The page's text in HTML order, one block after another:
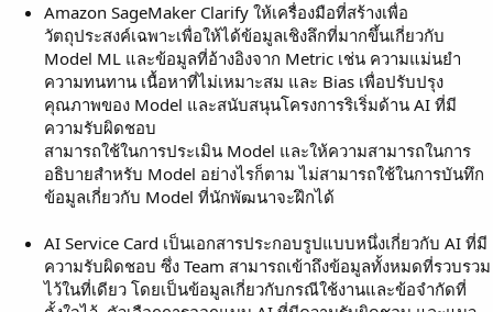
Amazon SageMaker Clarify ให้เครื่องมือที่สร้างเพื่อ
วัตถุประสงค์เฉพาะเพื่อให้ได้ข้อมูลเชิงลึกที่มากขึ้นเกี่ยวกับ
Model ML และข้อมูลที่อ้างอิงจาก Metric เช่น ความแม่นยำ
ความทนทาน เนื้อหาที่ไม่เหมาะสม และ Bias เพื่อปรับปรุง
คุณภาพของ Model และสนับสนุนโครงการริเริ่มด้าน AI ที่มี
ความรับผิดชอบ
สามารถใช้ในการประเมิน Model และให้ความสามารถในการ
อธิบายสำหรับ Model อย่างไรก็ตาม ไม่สามารถใช้ในการบันทึก
ข้อมูลเกี่ยวกับ Model ที่นักพัฒนาจะฝึกได้
AI Service Card เป็นเอกสารประกอบรูปแบบหนึ่งเกี่ยวกับ AI ที่มี
ความรับผิดชอบ ซึ่ง Team สามารถเข้าถึงข้อมูลทั้งหมดที่รวบรวม
ไว้ในที่เดียว โดยเป็นข้อมูลเกี่ยวกับกรณีใช้งานและข้อจำกัดที่